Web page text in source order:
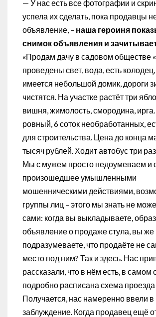
— У нас есть все фотографии и
успела их сделать, пока продавцы
объявление, – наша героиня
снимок объявления и
«Продам дачу в садовом обществе
проведены свет, вода, есть колодец,
имеется небольшой домик, дороги
чистятся. На участке растёт три
вишня, жимолость, смородина, ирга.
ровный, 6 соток необработанных,
для строительства. Цена до конца
тысяч рублей. Ходит автобус три
Мы с мужем просто недоумеваем и
произошедшее умышленными
мошенническими действиями,
группы лиц – этого мы знать не
сами: когда вы выкладываете,
объявление о продаже стула, вы же
подразумеваете, что продаёте не
место под ним? Так и здесь. Нас
рассказали, что в нём есть, в самом
подробно расписана схема
Получается, нас намеренно ввели в
заблуждение. Когда продавец ещё